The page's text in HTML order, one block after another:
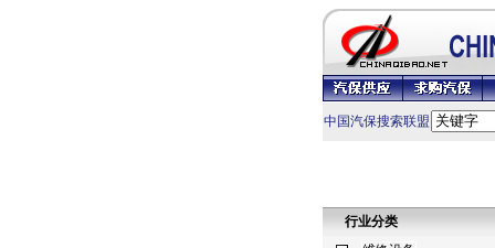
中国汽保搜索联盟
行业分类